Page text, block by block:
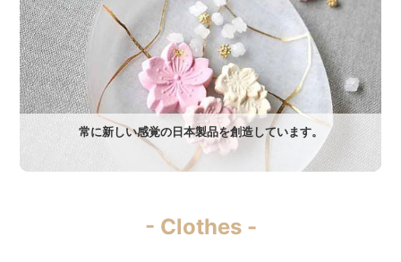
常に新しい感覚の日本製品を創造しています。
- Clothes -